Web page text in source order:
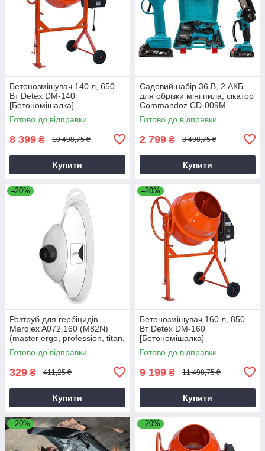
Бетонозмішувач 140 л, 650
Вт Detex DM-140
[Бетономішалка]
Готово до відправки
8 399 ₴ 10 498,75 ₴
Купити
Садовий набір 36 В, 2 АКБ
для обрізки міні пила, сікатор
Commandoz CD-009M
Готово до відправки
2 799 ₴ 3 498,75 ₴
Купити
–20%
Розтруб для гербіцидів
Marolex A072.160 (M82N)
(master ergo, profession, titan,
x-line)
Готово до відправки
329 ₴ 411,25 ₴
Купити
–20%
Бетонозмішувач 160 л, 850
Вт Detex DM-160
[Бетономішалка]
Готово до відправки
9 199 ₴ 11 498,75 ₴
Купити
–20% –20%